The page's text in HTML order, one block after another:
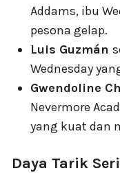
Addams, ibu
pesona gelap.
Luis Guzmán
Wednesday
Gwendoline
Nevermore
yang kuat dan
Daya Tarik